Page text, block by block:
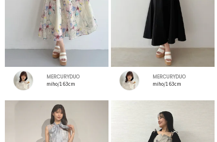
MERCURYDUO
miho/163cm
MERCURYDUO
miho/163cm